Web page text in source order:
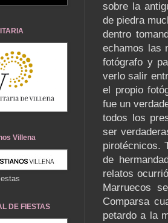
sobre la
de piedra
dentro
echamos las
fotógrafo y
verlo salir
el propio
fue un
todos los
ser
pirotécnicos.
de
relatos
Marruecos
Comparsa
petardo a la
Villena
DE FIESTAS